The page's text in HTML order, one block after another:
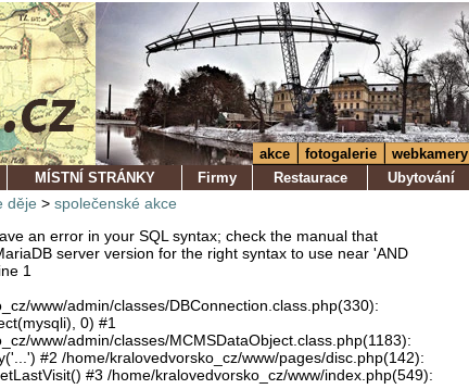
akce fotogalerie
webkamery
MÍSTNÍ STRÁNKY
Firmy Restaurace Ubytování
děje > společenské akce
an error in your SQL syntax; check the manual that
server version for the right syntax to use near 'AND
1
www/admin/classes/DBConnection.class.php(330):
0) #1
www/admin/classes/MCMSDataObject.class.php(1183):
#2 /home/kralovedvorsko_cz/www/pages/disc.php(142):
#3 /home/kralovedvorsko_cz/www/index.php(549):